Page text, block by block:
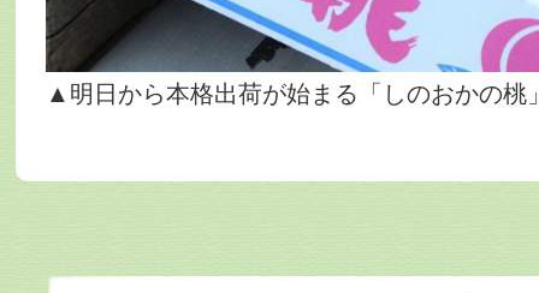
▲明日から本格出荷が始まる「しのおかの桃